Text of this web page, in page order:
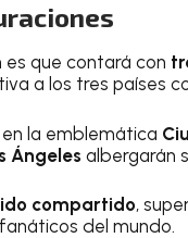
es que contará con
a los tres países
en la emblemática
Ángeles albergarán
compartido,
del mundo.